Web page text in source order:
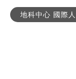
地科中心 國際